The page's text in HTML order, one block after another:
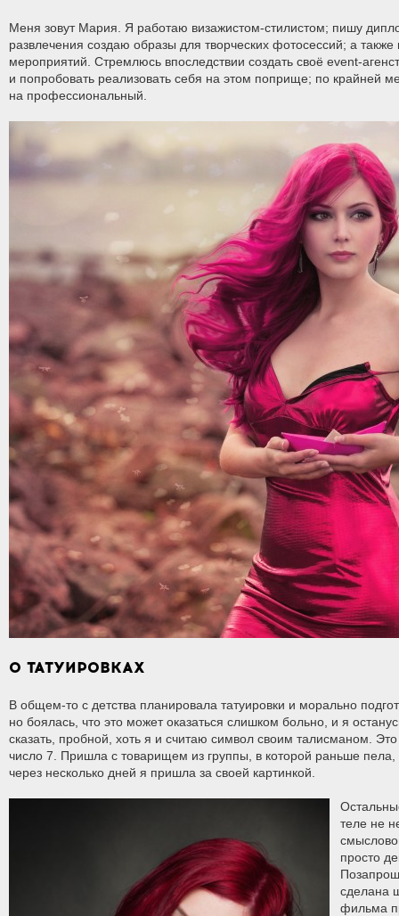
Меня зовут Мария. Я работаю визажистом-стилистом; пишу
развлечения создаю образы для творческих фотосессий; а
мероприятий. Стремлюсь впоследствии создать своё event-
и попробовать реализовать себя на этом поприще; по крайней
на профессиональный.
О ТАТУИРОВКАХ
В общем-то с детства планировала татуировки и морально
но боялась, что это может оказаться слишком больно, и я
сказать, пробной, хоть я и считаю символ своим талисманом.
число 7. Пришла с товарищем из группы, в которой раньше
через несколько дней я пришла за своей картинкой.
теле не
просто
сделана
фильма